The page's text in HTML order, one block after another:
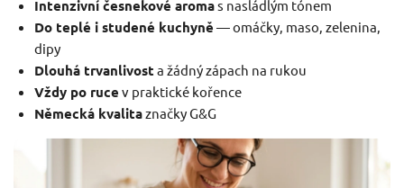
Intenzivní česnekové aromas nasládlým tónem
Do teplé i studené kuchyně — omáčky, maso, zelenina,
dipy
Dlouhá trvanlivost a žádný zápach na rukou
Vždy po ruce v praktické kořence
Německá kvalitaznačky G&G